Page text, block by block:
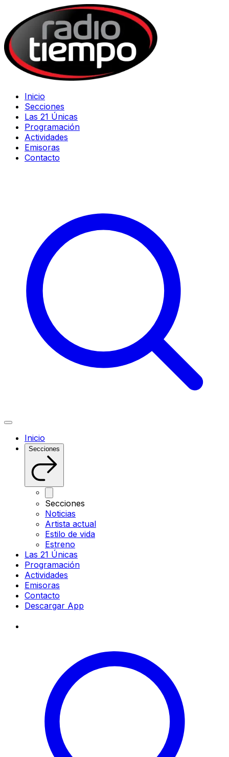
Inicio
Secciones
Las 21 Únicas
Programación
Actividades
Emisoras
Contacto
Inicio
Secciones
Secciones
Noticias
Artista actual
Estilo de vida
Estreno
Las 21 Únicas
Programación
Actividades
Emisoras
Contacto
Descargar App